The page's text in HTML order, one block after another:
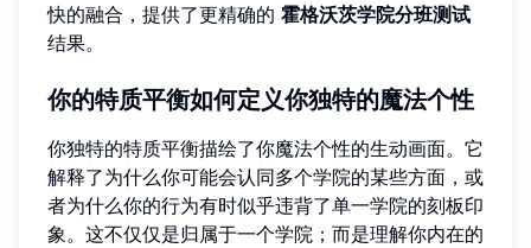
快的融合，提供了更精确的 霍格沃茨学院分班测试
结果。
你的特质平衡如何定义你独特的魔法个性
你独特的特质平衡描绘了你魔法个性的生动画面。它
解释了为什么你可能会认同多个学院的某些方面，或
者为什么你的行为有时似乎违背了单一学院的刻板印
象。这不仅仅是归属于一个学院；而是理解你内在的